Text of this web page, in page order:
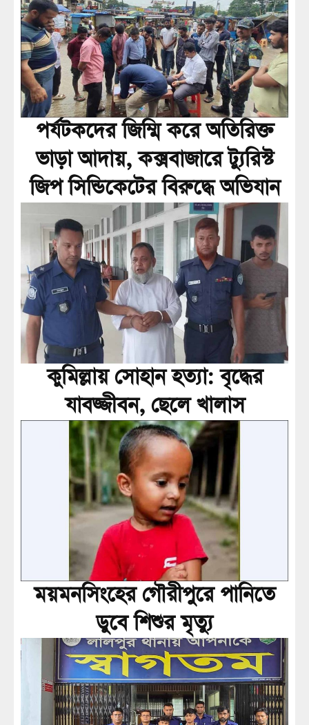
পর্যটকদের জিম্মি করে অতিরিক্ত
ভাড়া আদায়, কক্সবাজারে ট্যুরিস্ট
জিপ সিন্ডিকেটের বিরুদ্ধে অভিযান
কুমিল্লায় সোহান হত্যা: বৃদ্ধের
যাবজ্জীবন, ছেলে খালাস
ময়মনসিংহের গৌরীপুরে পানিতে
ডুবে শিশুর মৃত্যু